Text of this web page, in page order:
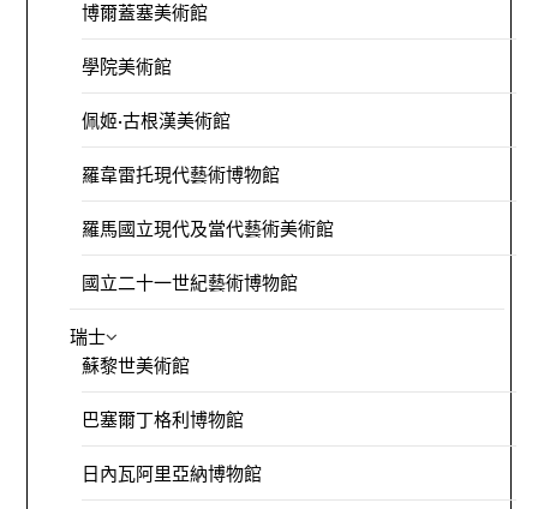
博爾蓋塞美術館
學院美術館
佩姬·古根漢美術館
羅韋雷托現代藝術博物館
羅馬國立現代及當代藝術美術館
國立二十一世紀藝術博物館
瑞士
蘇黎世美術館
巴塞爾丁格利博物館
日內瓦阿里亞納博物館